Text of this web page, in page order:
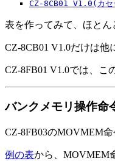
CZ-8CB01 V1.0(カセ
表を作ってみて、ほとん
CZ-8CB01 V1.0だけは
CZ-8FB01 V1.0では、こ
バンクメモリ操作命
CZ-8FB03のMOVMEM
例の表から、MOVMEM